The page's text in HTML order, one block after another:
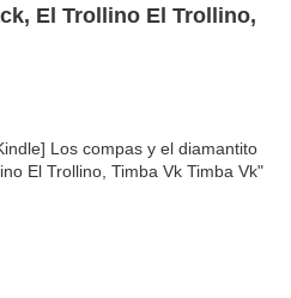
El Trollino El Trollino,